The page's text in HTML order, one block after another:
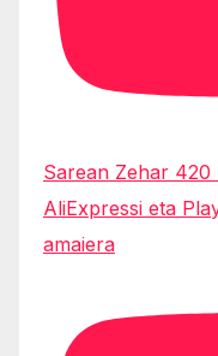
Sarean Zehar
AliExpressi eta
amaiera